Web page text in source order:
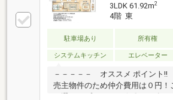
3LDK 61.92m2
4階 東
駐車場あり 所有権
システムキッチン
エレベーター
－－－－－ オススメ ポイント
売主物件のため仲介費用は０円！